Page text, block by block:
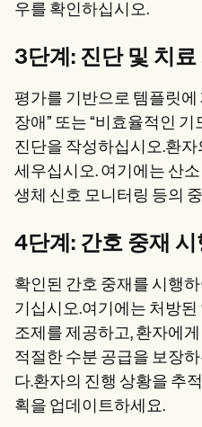
우를 확인하십시오.
3단계: 진단 및 치료
평가를 기반으로 템플릿에
장애” 또는 “비효율적인
진단을 작성하십시오.환
세우십시오. 여기에는 산
생체 신호 모니터링 등의
4단계: 간호 중재 시
확인된 간호 중재를 시행
기십시오.여기에는 처방된
조제를 제공하고, 환자에
적절한 수분 공급을 보장
다.환자의 진행 상황을 추
획을 업데이트하세요.